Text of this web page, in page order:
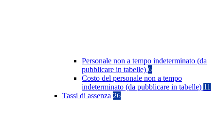
Personale non a tempo indeterminato (da
pubblicare in tabelle) 6
Costo del personale non a tempo
indeterminato (da pubblicare in tabelle) 11
Tassi di assenza 26